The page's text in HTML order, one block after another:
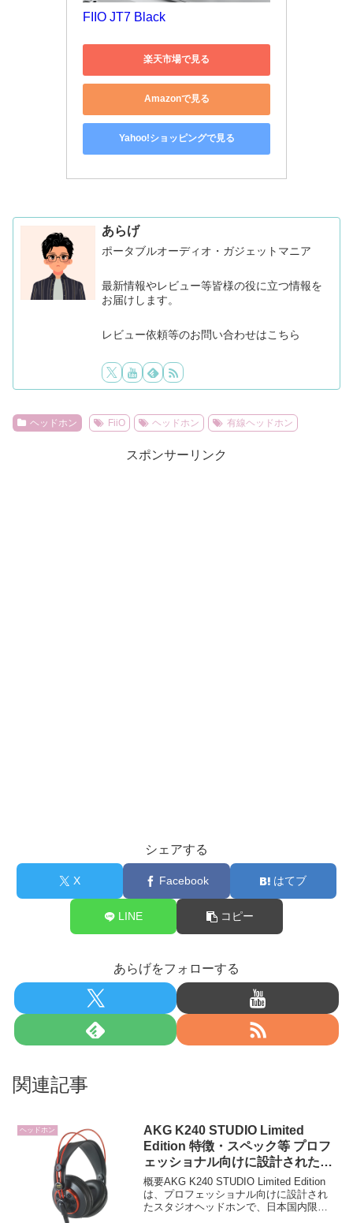
FIIO JT7 Black
楽天市場で見る
Amazonで見る
Yahoo!ショッピングで見る
あらげ
ポータブルオーディオ・ガジェットマニア
最新情報やレビュー等皆様の役に立つ情報を
お届けします。
レビュー依頼等のお問い合わせはこちら
ヘッドホン FiiO ヘッドホン 有線ヘッドホン
スポンサーリンク
シェアする
X Facebook はてブ
LINE コピー
あらげをフォローする
関連記事
ヘッドホン
AKG K240 STUDIO Limited
Edition 特徴・スペック等 プロフ
ェッショナル向けに設計されたス
タジオヘッドホン日本国内限定モ
デル
概要AKG K240 STUDIO Limited Edition
は、プロフェッショナル向けに設計され
たスタジオヘッドホンで、日本国内限定